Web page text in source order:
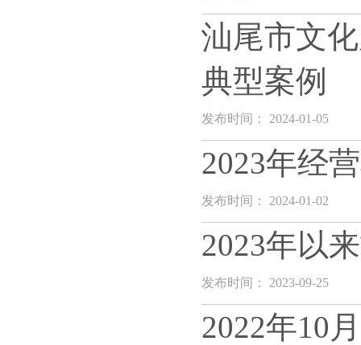
汕尾市文
典型案例
发布时间： 2024-01-05
2023年经
发布时间： 2024-01-02
2023年以
发布时间： 2023-09-25
2022年10